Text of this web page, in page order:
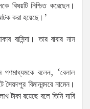
বিষয়টি নিশ্চিত করেছেন।
করা হয়েছে।’
বাসিন্দা। তার বাবার নাম
গণমাধ্যমকে বলেন, ‘বেলাল
বিমানবন্দরে নামেন।
রয়েছে বলে তিনি দাবি